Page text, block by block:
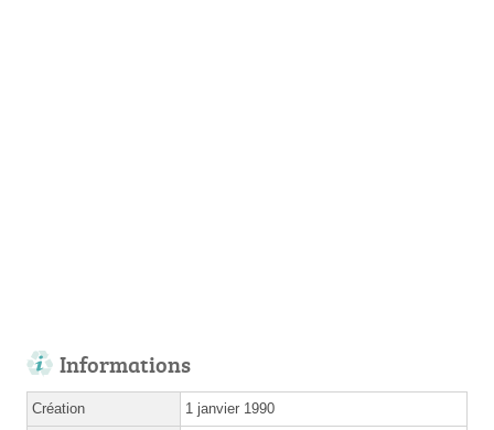
Informations
Création 1 janvier 1990